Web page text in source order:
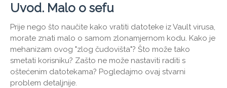
Uvod. Malo o sefu
Prije nego što naučite kako vratiti datoteke iz Vault virusa,
morate znati malo o samom zlonamjernom kodu. Kako je
mehanizam ovog "zlog čudovišta"? Što može tako
smetati korisniku? Zašto ne može nastaviti raditi s
oštećenim datotekama? Pogledajmo ovaj stvarni
problem detaljnije.